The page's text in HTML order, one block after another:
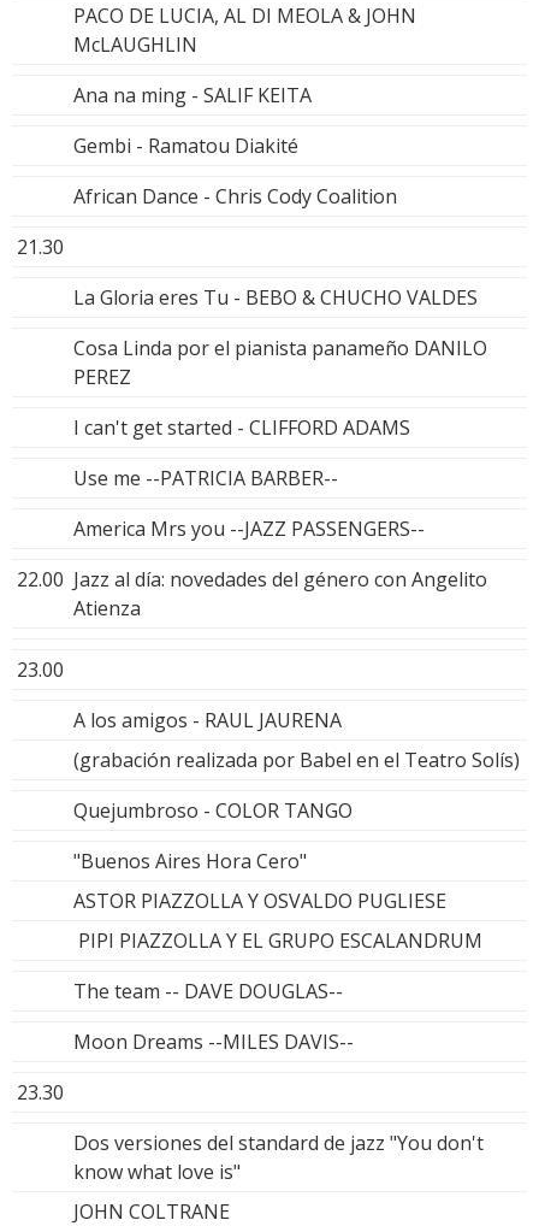
PACO DE LUCIA, AL DI MEOLA & JOHN
McLAUGHLIN
Ana na ming - SALIF KEITA
Gembi - Ramatou Diakité
African Dance - Chris Cody Coalition
21.30
La Gloria eres Tu - BEBO & CHUCHO VALDES
Cosa Linda por el pianista panameño DANILO
PEREZ
I can't get started - CLIFFORD ADAMS
Use me --PATRICIA BARBER--
America Mrs you --JAZZ PASSENGERS--
22.00 Jazz al día: novedades del género con Angelito
Atienza
23.00
A los amigos - RAUL JAURENA
(grabación realizada por Babel en el Teatro Solís)
Quejumbroso - COLOR TANGO
"Buenos Aires Hora Cero"
ASTOR PIAZZOLLA Y OSVALDO PUGLIESE
PIPI PIAZZOLLA Y EL GRUPO ESCALANDRUM
The team -- DAVE DOUGLAS--
Moon Dreams --MILES DAVIS--
23.30
Dos versiones del standard de jazz "You don't
know what love is"
JOHN COLTRANE